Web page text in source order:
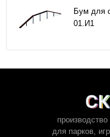
Бум для
01.И1
для парков,